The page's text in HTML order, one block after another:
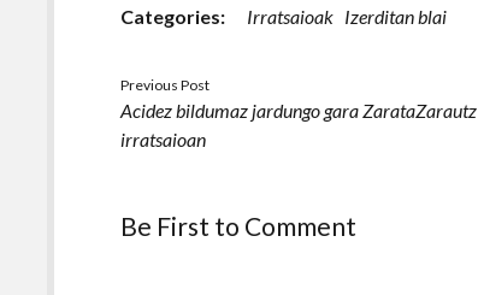
Categories: Irratsaioak Izerditan blai
Previous Post
Acidez bildumaz jardungo gara ZarataZarautz
irratsaioan
Be First to Comment